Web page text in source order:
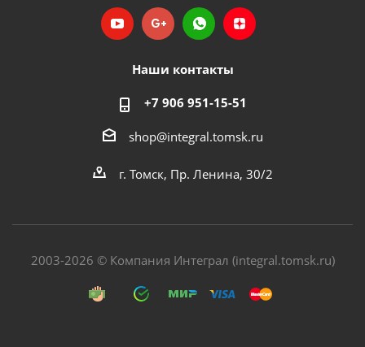
Наши контакты
+7 906 951-15-51
shop@integral.tomsk.ru
г. Томск, Пр. Ленина, 30/2
2003-2026 © Компания Интеграл (integral.tomsk.ru)